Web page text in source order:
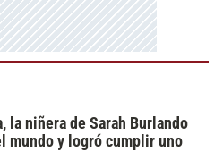
la niñera de Sarah Burlando
mundo y logró cumplir uno